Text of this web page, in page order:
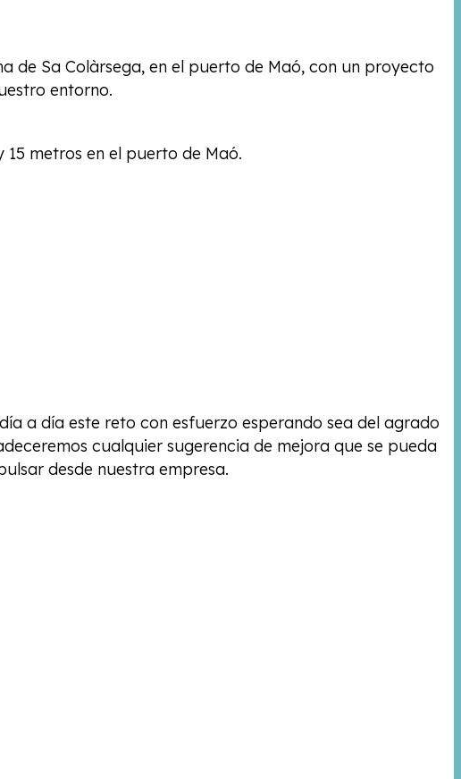
de Sa Colàrsega, en el puerto de Maó, con un proyecto
entorno.
metros en el puerto de Maó.
a día este reto con esfuerzo esperando sea del agrado
cualquier sugerencia de mejora que se pueda
desde nuestra empresa.